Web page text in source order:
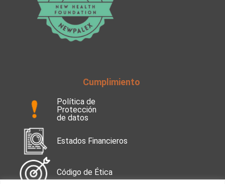
Cumplimiento
Política de
Protección
de datos
Estados Financieros
Código de Ética